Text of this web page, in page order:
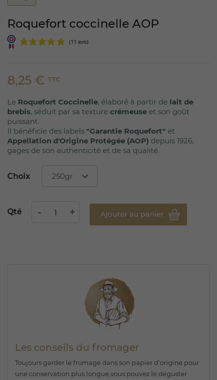
Roquefort coccinelle AOP
(11 avis)
8,25 € TTC
Le Roquefort Coccinelle, élaboré à partir de lait de
brebis, séduit par sa texture crémeuse et son goût
puissant.
Il bénéficie des labels "Garantie Roquefort" et
Appellation d'Origine Protégée (AOP) depuis 1926,
gages de son authenticité et de sa qualité.
Choix
Qté Ajouter au panier
Les conseils du fromager
Toujours garder le fromage dans son papier d'origine pour
une conservation plus longue,vous pouvez le déguster